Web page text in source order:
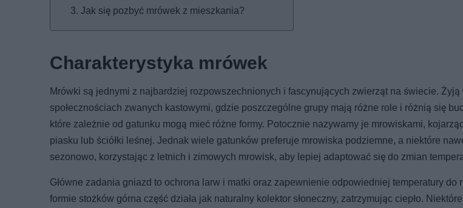
Jak się pozbyć mrówek z mieszkania?
Charakterystyka mrówek
Mrówki są jednymi z najbardziej rozpowszechnionych i fascynujących zwierząt na świecie. Żyją
społecznościach zwanych kastowymi, gdzie poszczególne grupy mają różne role i różnią się
które zależnie od gatunku mogą mieć różne formy. Potocznie nazywamy je mrowiskami,
piasku lub ściółki leśnej. Jednak wiele gatunków preferuje mrowiska podziemne, a niektóre
sezonowo, korzystając z letnich i zimowych mrowisk, aby lepiej adaptować się do zmian
Główne zadania gniazd to ochrona larw i matki oraz zapewnienie odpowiedniej temperatury do
formie stożków górna część działa jak naturalny kolektor słoneczny, zatrzymując ciepło.